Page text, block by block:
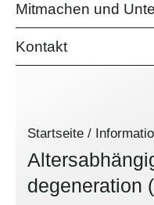
Mitmachen und
Kontakt
Startseite /
degeneration